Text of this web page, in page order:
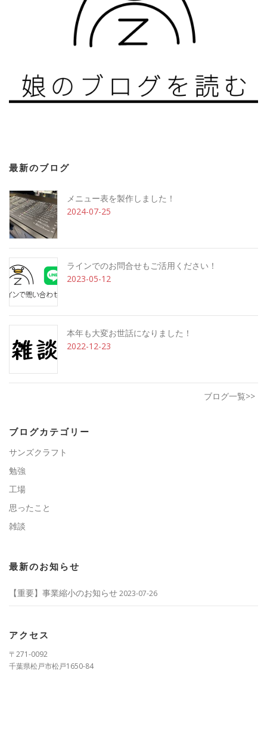
最新のブログ
メニュー表を製作しました！
2024-07-25
ラインでのお問合せもご活用ください！
2023-05-12
本年も大変お世話になりました！
2022-12-23
ブログ一覧>>
ブログカテゴリー
サンズクラフト
勉強
工場
思ったこと
雑談
最新のお知らせ
【重要】事業縮小のお知らせ2023-07-26
アクセス
〒271-0092
千葉県松戸市松戸1650-84